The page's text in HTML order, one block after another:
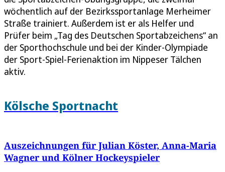
wöchentlich auf der Bezirkssportanlage Merheimer
Straße trainiert. Außerdem ist er als Helfer und
Prüfer beim „Tag des Deutschen Sportabzeichens“ an
der Sporthochschule und bei der Kinder-Olympiade
der Sport-Spiel-Ferienaktion im Nippeser Tälchen
aktiv.
Kölsche Sportnacht
Auszeichnungen für Julian Köster, Anna-Maria
Wagner und Kölner Hockeyspieler